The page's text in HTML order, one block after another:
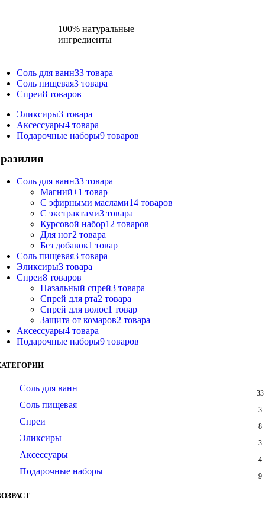
100% натуральные
ингредиенты
Соль для ванн33 товара
Соль пищевая3 товара
Спреи8 товаров
Эликсиры3 товара
Аксессуары4 товара
Подарочные наборы9 товаров
Соль для ванн33 товара
Магний+1 товар
С эфирными маслами14 товаров
С экстрактами3 товара
Курсовой набор12 товаров
Для ног2 товара
Без добавок1 товар
Соль пищевая3 товара
Эликсиры3 товара
Спреи8 товаров
Назальный спрей3 товара
Спрей для рта2 товара
Спрей для волос1 товар
Защита от комаров2 товара
Аксессуары4 товара
Подарочные наборы9 товаров
Соль для ванн 33
Соль пищевая 3
Спреи 8
Эликсиры 3
Аксессуары 4
Подарочные наборы 9